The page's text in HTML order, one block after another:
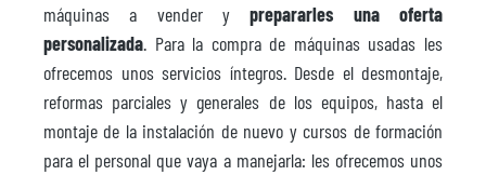
máquinas a vender yprepararles una oferta
personalizada. Para la compra de máquinas usadas les
ofrecemos unos servicios íntegros. Desde el desmontaje,
reformas parciales y generales de los equipos, hasta el
montaje de la instalación de nuevo y cursos de formación
para el personal que vaya a manejarla: les ofrecemos unos